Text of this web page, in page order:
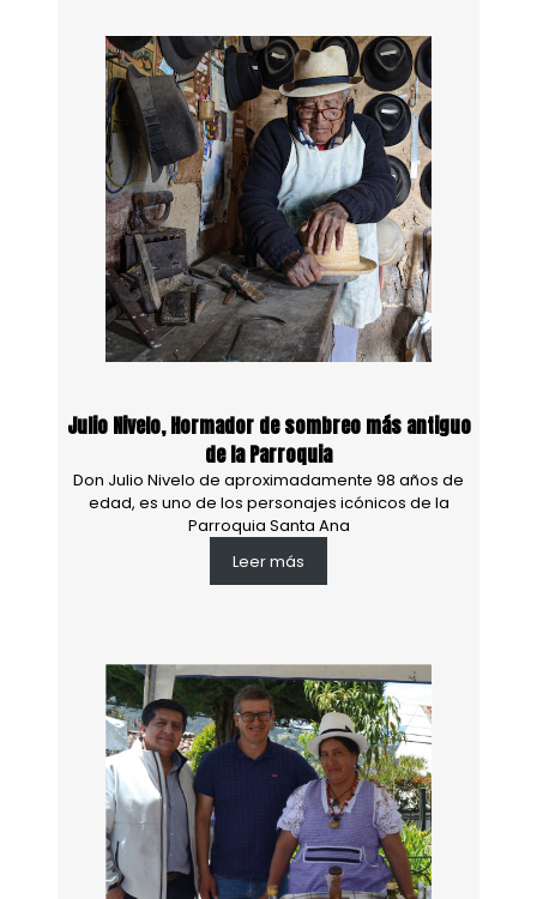
Julio Nivelo, Hormador de sombreo más antiguo
de la Parroquia
Don Julio Nivelo de aproximadamente 98 años de
edad, es uno de los personajes icónicos de la
Parroquia Santa Ana
Leer más